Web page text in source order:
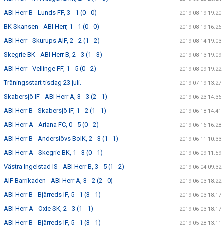
ABI Herr B - Lunds FF, 3 - 1 (0 - 0) 2019-08-19 19:20
BK Skansen - ABI Herr, 1 - 1 (0 - 0) 2019-08-19 16:26
ABI Herr - Skurups AIF, 2 - 2 (1 - 2) 2019-08-14 19:03
Skegrie BK - ABI Herr B, 2 - 3 (1 - 3) 2019-08-13 19:09
ABI Herr - Vellinge FF, 1 - 5 (0 - 2) 2019-08-09 19:22
Träningsstart tisdag 23 juli. 2019-07-19 13:27
Skabersjö IF - ABI Herr A, 3 - 3 (2 - 1) 2019-06-23 14:36
ABI Herr B - Skabersjö IF, 1 - 2 (1 - 1) 2019-06-18 14:41
ABI Herr A - Ariana FC, 0 - 5 (0 - 2) 2019-06-16 16:28
ABI Herr B - Anderslövs BoIK, 2 - 3 (1 - 1) 2019-06-11 10:33
ABI Herr A - Skegrie BK, 1 - 3 (0 - 1) 2019-06-09 11:59
Västra Ingelstad IS - ABI Herr B, 3 - 5 (1 - 2) 2019-06-04 09:32
AIF Barrikaden - ABI Herr A, 3 - 2 (2 - 0) 2019-06-03 18:22
ABI Herr B - Bjärreds IF, 5 - 1 (3 - 1) 2019-06-03 18:17
ABI Herr A - Oxie SK, 2 - 3 (1 - 1) 2019-06-03 18:17
ABI Herr B - Bjärreds IF, 5 - 1 (3 - 1) 2019-05-28 13:11